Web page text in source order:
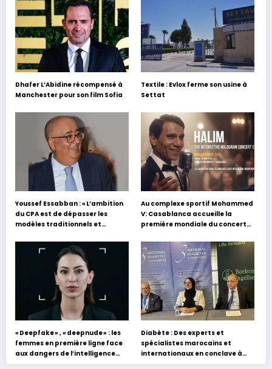
Dhafer L’Abidine récompensé à
Manchester pour son film Sofia
Textile : Evlox ferme son usine à
Settat
Youssef Essabban : « L’ambition
du CPA est de dépasser les
modèles traditionnels et
s’appuyant sur le partage des
expériences »
Au complexe sportif Mohammed
V: Casablanca accueille la
première mondiale du concert
« Deepfake » , « deepnude » : les
femmes en première ligne face
aux dangers de l’intelligence
artificielle
Diabète : Des experts et
spécialistes marocains et
internationaux en conclave à
Tanger